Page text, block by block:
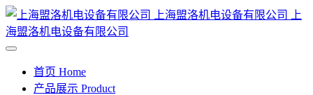
上海盟洛机电设备有限公司
上
海盟洛机电设备有限公司
首页 Home
产品展示 Product